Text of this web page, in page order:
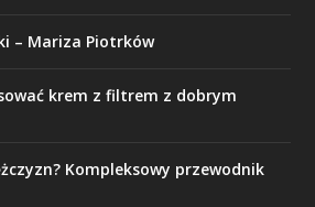
– Mariza Piotrków
krem z filtrem z dobrym
Kompleksowy przewodnik